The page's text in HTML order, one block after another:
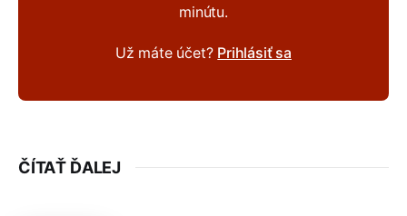
minútu.
Už máte účet? Prihlásiť sa
ČÍTAŤ ĎALEJ